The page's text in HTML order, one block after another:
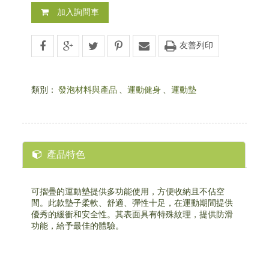
加入詢問車
友善列印
類別：發泡材料與產品 、運動健身 、運動墊
產品特色
可摺疊的運動墊提供多功能使用，方便收納且不佔空
間。此款墊子柔軟、舒適、彈性十足，在運動期間提供
優秀的緩衝和安全性。其表面具有特殊紋理，提供防滑
功能，給予最佳的體驗。